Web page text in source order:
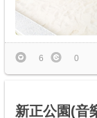
6 0
新正公園(音